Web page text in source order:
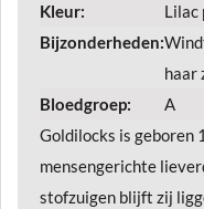
Kleur:
Lilac
Bijzonderheden:
haar
Bloedgroep:
A
Goldilocks is geboren
mensengerichte
stofzuigen blijft zij